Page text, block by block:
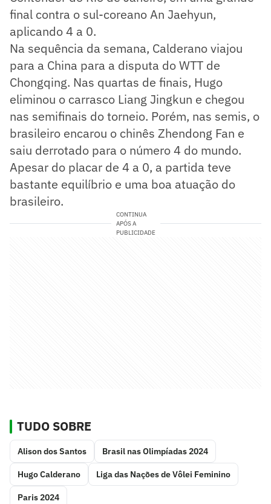
final contra o sul-coreano An Jaehyun,
aplicando 4 a 0.
Na sequência da semana, Calderano viajou
para a China para a disputa do WTT de
Chongqing. Nas quartas de finais, Hugo
eliminou o carrasco Liang Jingkun e chegou
nas semifinais do torneio. Porém, nas semis, o
brasileiro encarou o chinês Zhendong Fan e
saiu derrotado para o número 4 do mundo.
Apesar do placar de 4 a 0, a partida teve
bastante equilíbrio e uma boa atuação do
brasileiro.
CONTINUA
APÓS A
PUBLICIDADE
TUDO SOBRE
Alison dos Santos Brasil nas Olimpíadas 2024
Hugo Calderano Liga das Nações de Vôlei Feminino
Paris 2024